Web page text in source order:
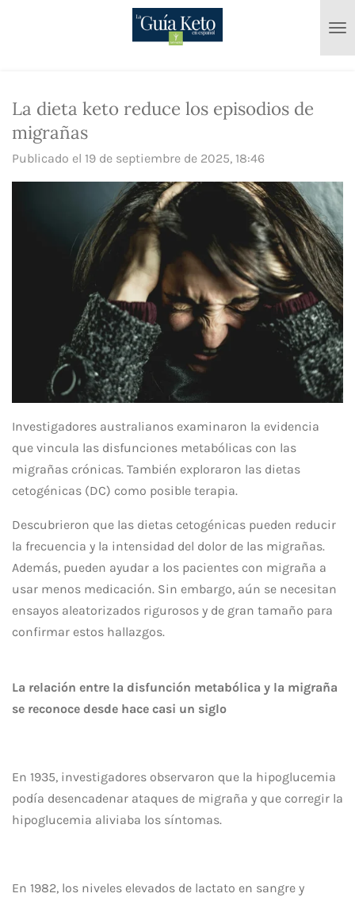
La dieta keto reduce los episodios de
migrañas
Publicado el 19 de septiembre de 2025, 18:46
Investigadores australianos examinaron la evidencia
que vincula las disfunciones metabólicas con las
migrañas crónicas. También exploraron las dietas
cetogénicas (DC) como posible terapia.
Descubrieron que las dietas cetogénicas pueden reducir
la frecuencia y la intensidad del dolor de las migrañas.
Además, pueden ayudar a los pacientes con migraña a
usar menos medicación. Sin embargo, aún se necesitan
ensayos aleatorizados rigurosos y de gran tamaño para
confirmar estos hallazgos.
La relación entre la disfunción metabólica y la migraña
se reconoce desde hace casi un siglo
En 1935, investigadores observaron que la hipoglucemia
podía desencadenar ataques de migraña y que corregir la
hipoglucemia aliviaba los síntomas.
En 1982, los niveles elevados de lactato en sangre y